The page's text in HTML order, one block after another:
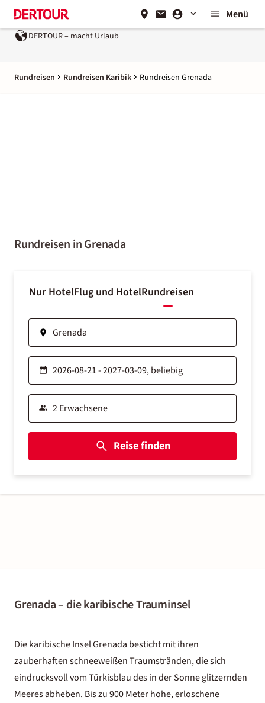
Menü
DERTOUR – macht Urlaub
Rundreisen Rundreisen Karibik Rundreisen Grenada
Rundreisen in Grenada
Nur HotelFlug und HotelRundreisen
Reise finden
Grenada – die karibische Trauminsel
Die karibische Insel Grenada besticht mit ihren
zauberhaften schneeweißen Traumstränden, die sich
eindrucksvoll vom Türkisblau des in der Sonne glitzernden
Meeres abheben. Bis zu 900 Meter hohe, erloschene